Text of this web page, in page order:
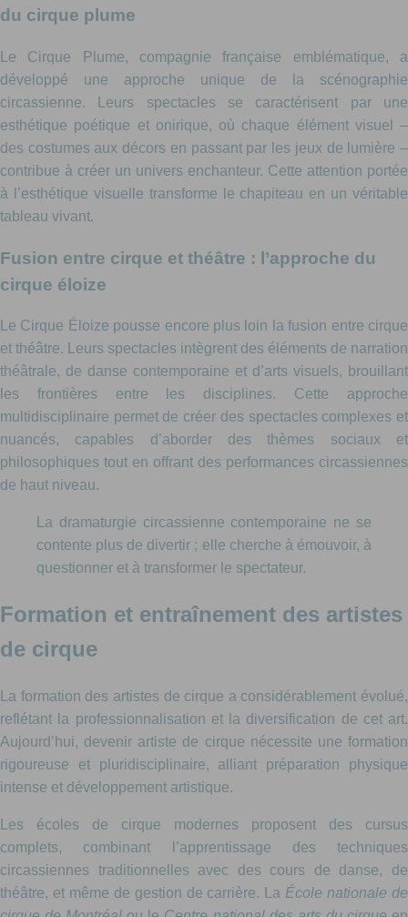
du cirque plume
Le Cirque Plume, compagnie française emblématique, a
développé une approche unique de la scénographie
circassienne. Leurs spectacles se caractérisent par une
esthétique poétique et onirique, où chaque élément visuel –
des costumes aux décors en passant par les jeux de lumière –
contribue à créer un univers enchanteur. Cette attention portée
à l’esthétique visuelle transforme le chapiteau en un véritable
tableau vivant.
Fusion entre cirque et théâtre : l’approche du
cirque éloize
Le Cirque Éloize pousse encore plus loin la fusion entre cirque
et théâtre. Leurs spectacles intègrent des éléments de narration
théâtrale, de danse contemporaine et d’arts visuels, brouillant
les frontières entre les disciplines. Cette approche
multidisciplinaire permet de créer des spectacles complexes et
nuancés, capables d’aborder des thèmes sociaux et
philosophiques tout en offrant des performances circassiennes
de haut niveau.
La dramaturgie circassienne contemporaine ne se
contente plus de divertir ; elle cherche à émouvoir, à
questionner et à transformer le spectateur.
Formation et entraînement des artistes
de cirque
La formation des artistes de cirque a considérablement évolué,
reflétant la professionnalisation et la diversification de cet art.
Aujourd’hui, devenir artiste de cirque nécessite une formation
rigoureuse et pluridisciplinaire, alliant préparation physique
intense et développement artistique.
Les écoles de cirque modernes proposent des cursus
complets, combinant l’apprentissage des techniques
circassiennes traditionnelles avec des cours de danse, de
théâtre, et même de gestion de carrière. La École nationale de